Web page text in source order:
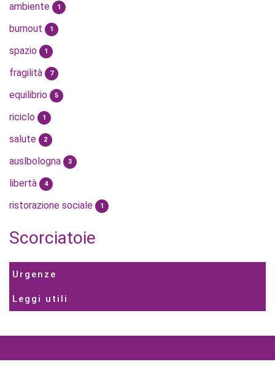
ambiente 1
burnout 1
spazio 1
fragilità 7
equilibrio 5
riciclo 1
salute 2
auslbologna 3
libertà 4
ristorazione sociale 1
Scorciatoie
Urgenze
Leggi utili